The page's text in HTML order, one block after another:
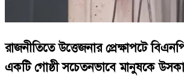
রাজনীতিতে উত্তেজনার প্রেক্ষাপটে
একটি গোষ্ঠী সচেতনভাবে মানুষকে